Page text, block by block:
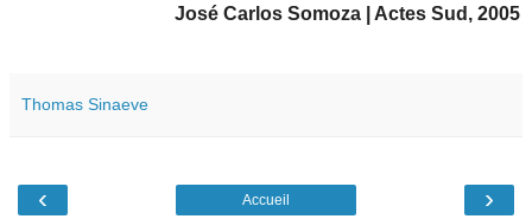
José Carlos Somoza | Actes Sud, 2005
Thomas Sinaeve
‹ ›
Accueil